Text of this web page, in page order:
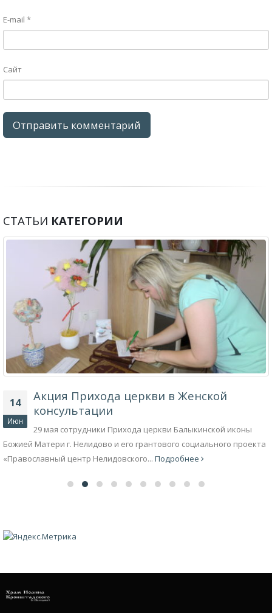
E-mail *
Сайт
СТАТЬИ КАТЕГОРИИ
14
Июн
Акция Прихода церкви в Женской
консультации
29 мая сотрудники Прихода церкви Балыкинской иконы
Божией Матери г. Нелидово и его грантового социального проекта
«Православный центр Нелидовского... Подробнее